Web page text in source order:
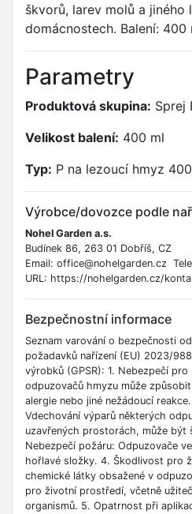
škvorů, larev molů a jiného
domácnostech. Balení: 400
Parametry
Produktová skupina: Sprej
Velikost balení: 400 ml
Typ: P na lezoucí hmyz
Výrobce/dovozce podle
Nohel Garden a.s.
Budínek 86, 263 01 Dobříš, CZ
Email: office@nohelgarden.cz
URL: https://nohelgarden.cz/
Bezpečnostní informace
Seznam varování o bezpečnosti
požadavků nařízení (EU) 2023/
výrobků (GPSR): 1. Nebezpečí
odpuzovačů hmyzu může
alergie nebo jiné nežádoucí
Vdechování výparů některých
uzavřených prostorách, může být
Nebezpečí požáru: Odpuzovače
hořlavé složky. 4. Škodlivost pro
chemické látky obsažené v
pro životní prostředí, včetně
organismů. 5. Opatrnost při